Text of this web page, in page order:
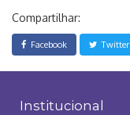
Compartilhar:
Facebook Twitter
Institucional